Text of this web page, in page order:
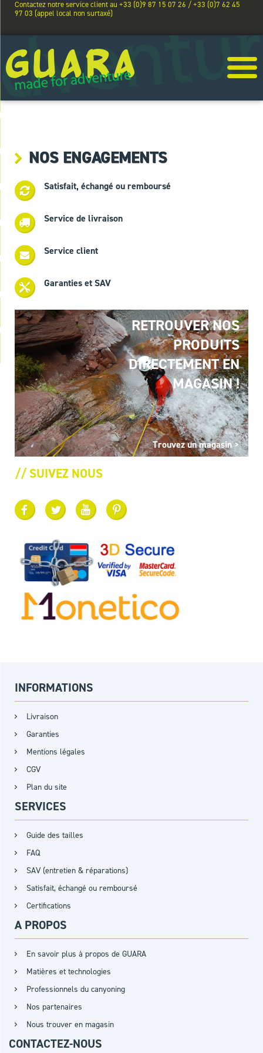
Contactez notre service client au +33 (0)9 87 15 07 26 / +33 (0)7 62 45
97 03 (appel local non surtaxé)
NOS ENGAGEMENTS
Satisfait, échangé ou remboursé
Service de livraison
Service client
Garanties et SAV
RETROUVER NOS
PRODUITS
DIRECTEMENT EN
MAGASIN !
Trouvez un magasin >
// SUIVEZ NOUS
INFORMATIONS
Livraison
Garanties
Mentions légales
CGV
Plan du site
SERVICES
Guide des tailles
FAQ
SAV (entretien & réparations)
Satisfait, échangé ou remboursé
Certifications
A PROPOS
En savoir plus à propos de GUARA
Matières et technologies
Professionnels du canyoning
Nos partenaires
Nous trouver en magasin
CONTACTEZ-NOUS